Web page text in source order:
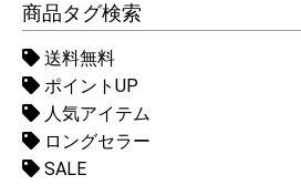
商品タグ検索
送料無料
ポイントUP
人気アイテム
ロングセラー
SALE